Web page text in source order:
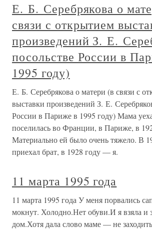
Е. Б. Серебрякова о
связи с открытием
произведений З. Е.
посольстве России в
1995 году)
Е. Б. Серебрякова о матери (в связи с
выставки произведений З. Е.
России в Париже в 1995 году) Мама
поселилась во Франции, в Париже, в
Материально ей было очень тяжело. В
приехал брат, в 1928 году — я.
11 марта 1995 года
11 марта 1995 года У меня порвались
мокнут. Холодно.Нет обуви.И я взяла и
дом.Хотя дала слово маме — не